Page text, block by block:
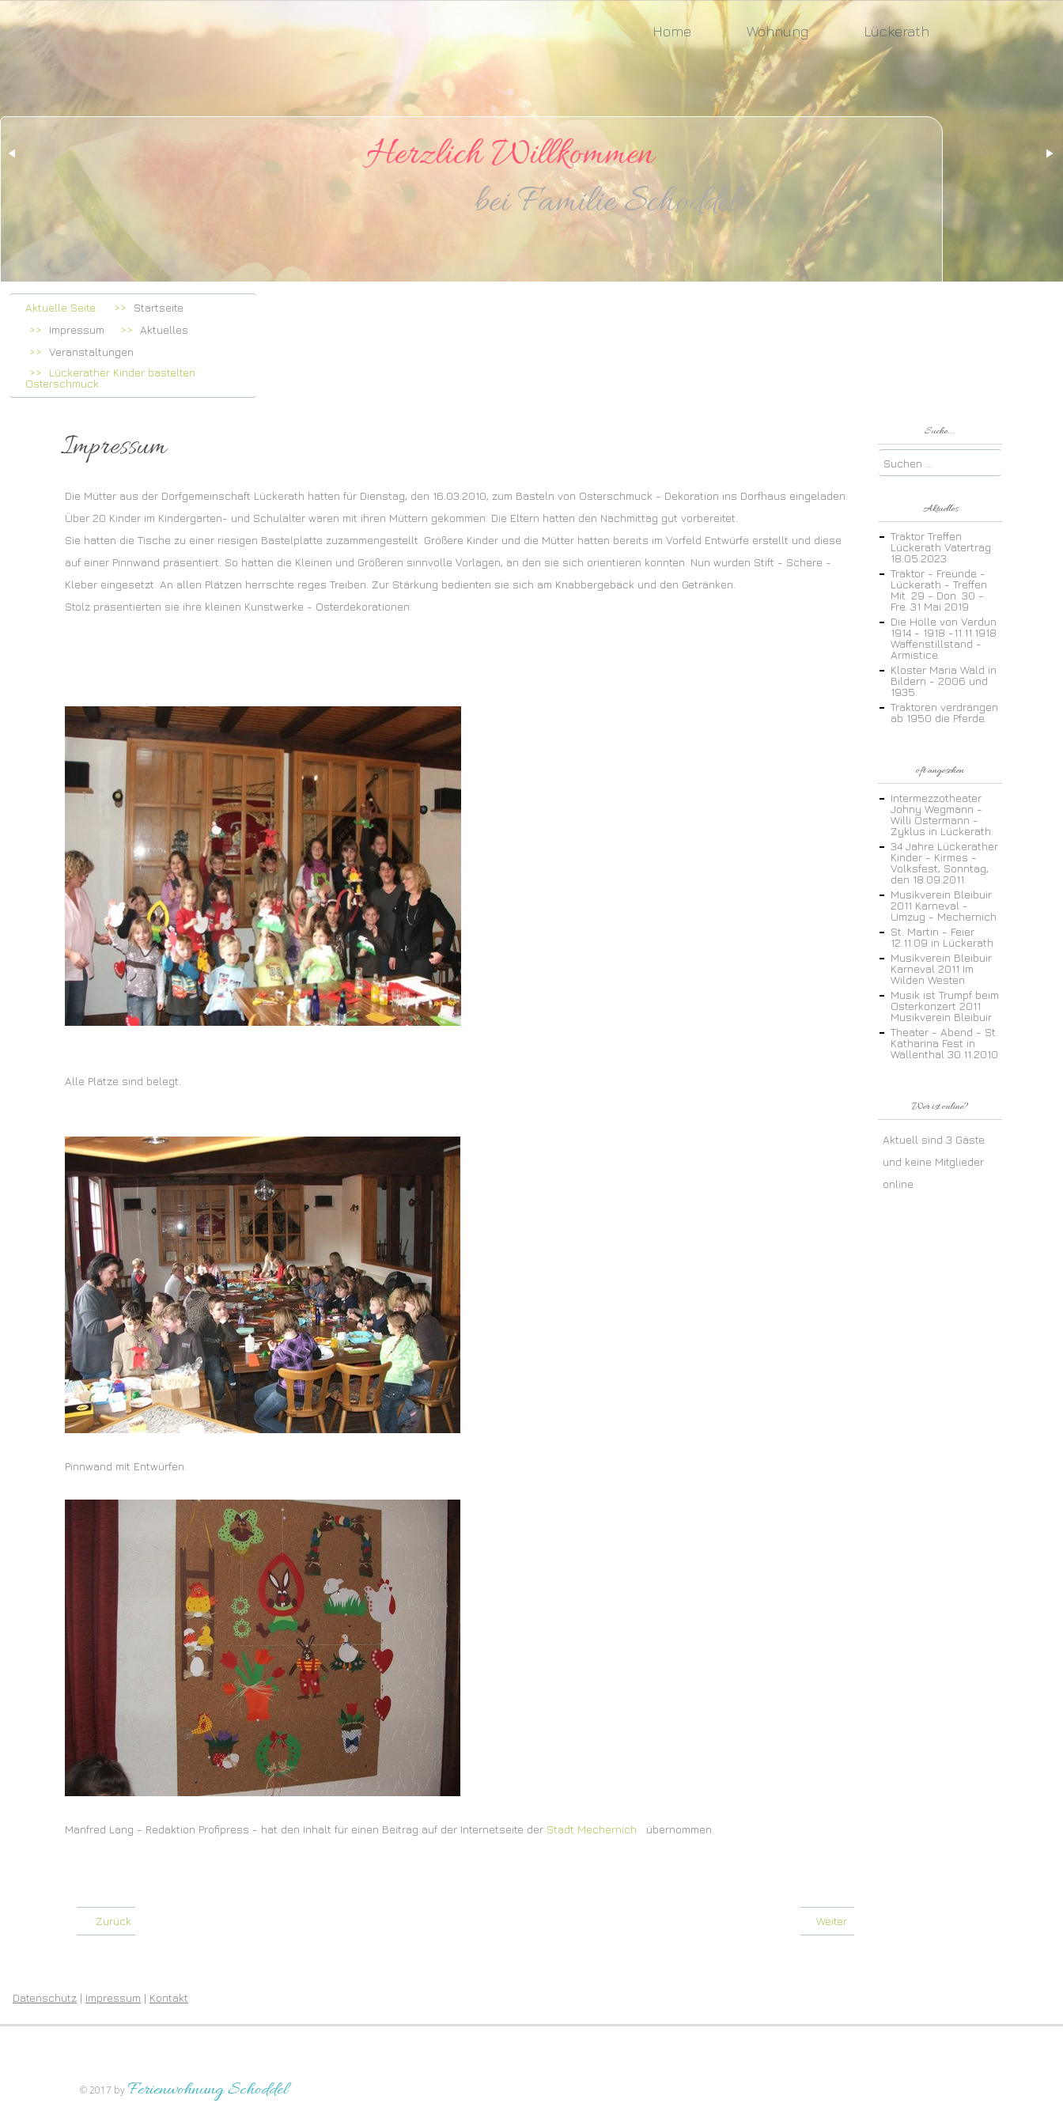
Herzlich Willkommen
bei Familie Schoddel
Home Wohnung Lückerath
Aktuelle Seite:
Startseite
Impressum
Aktuelles
Veranstaltungen
Lückerather Kinder bastelten
Osterschmuck.
Impressum
Die Mütter aus der Dorfgemeinschaft Lückerath hatten für Dienstag, den 16.03.2010, zum Basteln von Osterschmuck - Dekoration ins Dorfhaus eingeladen.
Über 20 Kinder im Kindergarten- und Schulalter waren mit ihren Müttern gekommen. Die Eltern hatten den Nachmittag gut vorbereitet.
Sie hatten die Tische zu einer riesigen Bastelplatte zuzammengestellt. Größere Kinder und die Mütter hatten bereits im Vorfeld Entwürfe erstellt und diese
auf einer Pinnwand präsentiert. So hatten die Kleinen und Größeren sinnvolle Vorlagen, an den sie sich orientieren konnten. Nun wurden Stift - Schere -
Kleber eingesetzt. An allen Plätzen herrschte reges Treiben. Zur Stärkung bedienten sie sich am Knabbergebäck und den Getränken.
Stolz präsentierten sie ihre kleinen Kunstwerke - Osterdekorationen.
Alle Plätze sind belegt.
Pinnwand mit Entwürfen.
Manfred Lang - Redaktion Profipress - hat den Inhalt für einen Beitrag auf der Internetseite der Stadt Mechernich übernommen.
Zurück Weiter
Suche...
Aktuelles
Traktor Treffen
Lückerath Vatertrag
18.05.2023
Traktor - Freunde -
Lückerath - Treffen
Mit. 29 - Don. 30 -
Fre. 31 Mai 2019
Die Hölle von Verdun
1914 - 1918 -11.11.1918
Waffenstillstand -
Armistice.
Kloster Maria Wald in
Bildern - 2006 und
1935.
Traktoren verdrängen
ab 1950 die Pferde.
oft angesehen
Intermezzotheater
Johny Wegmann -
Willi Ostermann -
Zyklus in Lückerath.
34 Jahre Lückerather
Kinder - Kirmes -
Volksfest, Sonntag,
den 18.09.2011.
Musikverein Bleibuir
2011 Karneval -
Umzug - Mechernich.
St. Martin - Feier
12.11.09 in Lückerath
Musikverein Bleibuir
Karneval 2011 Im
Wilden Westen.
Musik ist Trumpf beim
Osterkonzert 2011
Musikverein Bleibuir
Theater - Abend - St.
Katharina Fest in
Wallenthal 30.11.2010
Wer ist online?
Aktuell sind 3 Gäste
und keine Mitglieder
online
Datenschutz | Impressum | Kontakt
© 2017 byFerienwohnung Schoddel